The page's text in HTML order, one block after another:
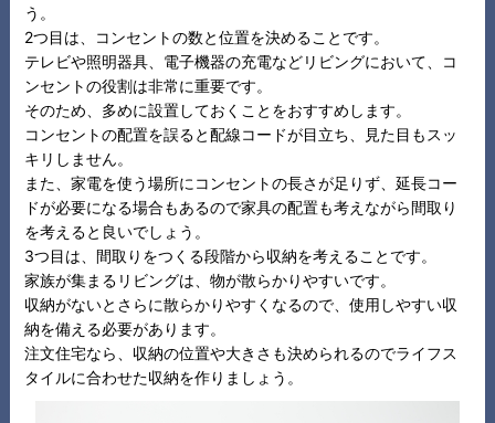
う。
2つ目は、コンセントの数と位置を決めることです。
テレビや照明器具、電子機器の充電などリビングにおいて、コ
ンセントの役割は非常に重要です。
そのため、多めに設置しておくことをおすすめします。
コンセントの配置を誤ると配線コードが目立ち、見た目もスッ
キリしません。
また、家電を使う場所にコンセントの長さが足りず、延長コー
ドが必要になる場合もあるので家具の配置も考えながら間取り
を考えると良いでしょう。
3つ目は、間取りをつくる段階から収納を考えることです。
家族が集まるリビングは、物が散らかりやすいです。
収納がないとさらに散らかりやすくなるので、使用しやすい収
納を備える必要があります。
注文住宅なら、収納の位置や大きさも決められるのでライフス
タイルに合わせた収納を作りましょう。